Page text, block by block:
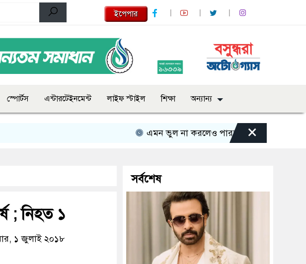
ইপেপার
স্পোর্টস এন্টারটেইনমেন্ট লাইফ স্টাইল শিক্ষা অন্যান্য
এমন ভুল না করলেও পারতাম : শাকিব খান
×
; নিহত ১
১ জুলাই ২০১৮
সর্বশেষ